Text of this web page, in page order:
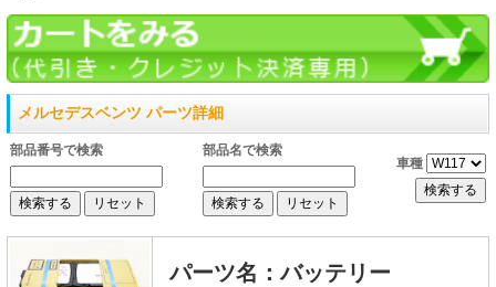
メルセデスベンツ パーツ詳細
部品番号で検索
部品名で検索
車種
パーツ名：バッテリー